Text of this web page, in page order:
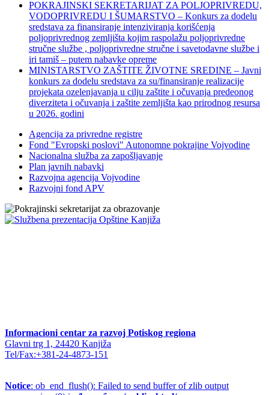
POKRAJINSKI SEKRETARIJAT ZA POLJOPRIVREDU,
VODOPRIVREDU I ŠUMARSTVO – Konkurs za dodelu
sredstava za finansiranje intenziviranja korišćenja
poljoprivrednog zemljišta kojim raspolažu poljoprivredne
stručne službe , poljoprivredne stručne i savetodavne službe i
iri tamiš ‒ putem nabavke opreme
MINISTARSTVO ZAŠTITE ŽIVOTNE SREDINE – Javni
konkurs za dodelu sredstava za su/finansiranje realizacije
projekata ozelenjavanja u cilju zaštite i očuvanja predeonog
diverziteta i očuvanja i zaštite zemljišta kao prirodnog resursa
u 2026. godini
Agencija za privredne registre
Fond "Evropski poslovi" Autonomne pokrajine Vojvodine
Nacionalna služba za zapošljavanje
Plan javnih nabavki
Razvojna agencija Vojvodine
Razvojni fond APV
Informacioni centar za razvoj Potiskog regiona
Glavni trg 1, 24420 Kanjiža
Tel/Fax:+381-24-4873-151
Notice: ob_end_flush(): Failed to send buffer of zlib output